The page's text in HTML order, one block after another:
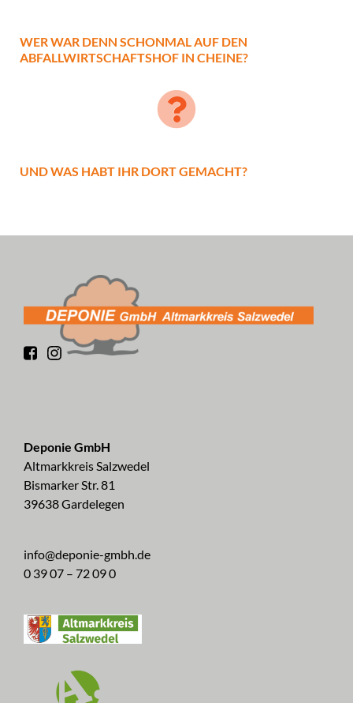
WER WAR DENN SCHONMAL AUF DEN
ABFALLWIRTSCHAFTSHOF IN CHEINE?
UND WAS HABT IHR DORT GEMACHT?
Deponie GmbH
Altmarkkreis Salzwedel
Bismarker Str. 81
39638 Gardelegen
info@deponie-gmbh.de
0 39 07 – 72 09 0